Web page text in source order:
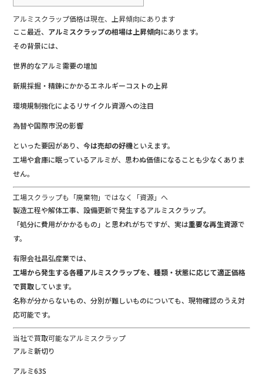
アルミスクラップ価格は現在、上昇傾向にあります
ここ最近、 アルミスクラップの相場は上昇傾向にあります。
その背景には、
世界的なアルミ需要の増加
新規採掘・精錬にかかるエネルギーコストの上昇
環境規制強化によるリサイクル資源への注目
為替や国際市況の影響
といった要因があり、今は売却の好機といえます。
工場や倉庫に眠っているアルミが、思わぬ価値になることも少なくありま
せん。
工場スクラップも「廃棄物」ではなく「資源」へ
製造工程や解体工事、設備更新で発生するアルミスクラップ。
「処分に費用がかかるもの」と思われがちですが、実は重要な再生資源で
す。
有限会社昌弘産業では、
工場から発生する各種アルミスクラップを、種類・状態に応じて適正価格
で買取しています。
名称が分からないもの、分別が難しいものについても、現物確認のうえ対
応可能です。
当社で買取可能なアルミスクラップ
アルミ新切り
アルミ63S